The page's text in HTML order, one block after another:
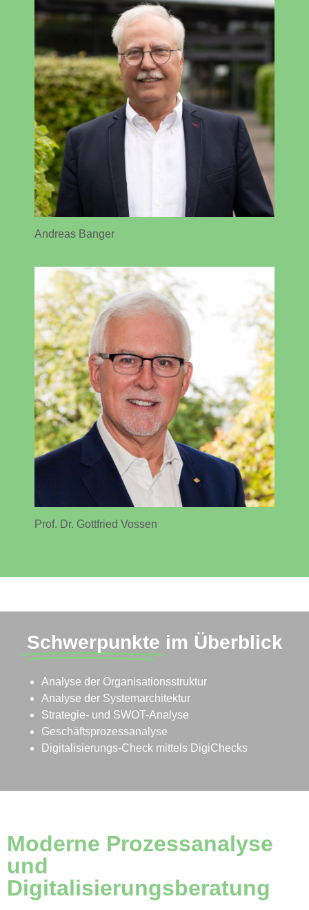
Andreas Banger
Prof. Dr. Gottfried Vossen
Schwerpunkte im Überblick
Analyse der Organisationsstruktur
Analyse der Systemarchitektur
Strategie- und SWOT-Analyse
Geschäftsprozessanalyse
Digitalisierungs-Check mittels DigiChecks
Moderne Prozessanalyse
und
Digitalisierungsberatung